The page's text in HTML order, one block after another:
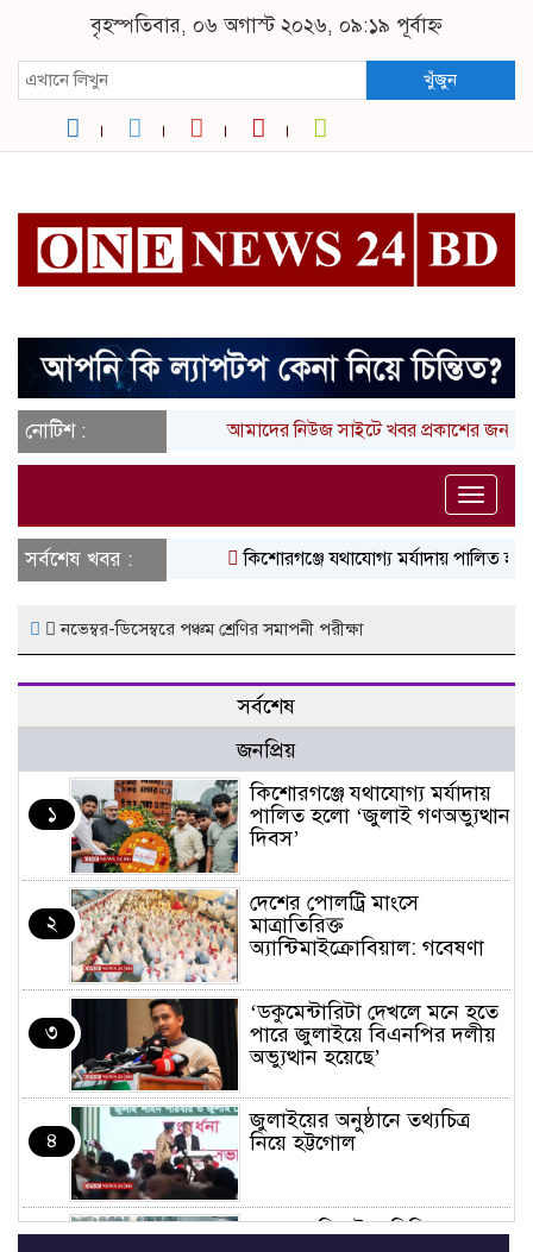
বৃহস্পতিবার, ০৬ অগাস্ট ২০২৬, ০৯:১৯ পূর্বাহ্ন
খুঁজুন
নোটিশ : আমাদের নিউজ সাইটে খবর প্রকাশের জন্য
Toggle
সর্বশেষ খবর :
কিশোরগঞ্জে যথাযোগ্য মর্যাদায় পালিত
নভেম্বর-ডিসেম্বরে পঞ্চম শ্রেণির সমাপনী পরীক্ষা
সর্বশেষ
জনপ্রিয়
১
কিশোরগঞ্জে যথাযোগ্য মর্যাদায়
পালিত হলো ‘জুলাই গণঅভ্যুত্থান
দিবস’
২
দেশের পোলট্রি মাংসে
মাত্রাতিরিক্ত
অ্যান্টিমাইক্রোবিয়াল: গবেষণা
৩
‘ডকুমেন্টারিটা দেখলে মনে হতে
পারে জুলাইয়ে বিএনপির দলীয়
অভ্যুত্থান হয়েছে’
৪
জুলাইয়ের অনুষ্ঠানে তথ্যচিত্র
নিয়ে হট্টগোল
মাত্র ছয় দিনেই ১ বিলিয়ন ডলার